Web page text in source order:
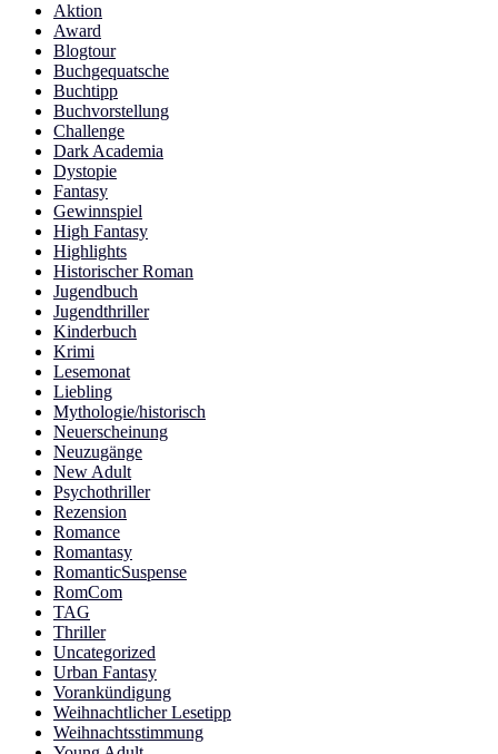
Aktion
Award
Blogtour
Buchgequatsche
Buchtipp
Buchvorstellung
Challenge
Dark Academia
Dystopie
Fantasy
Gewinnspiel
High Fantasy
Highlights
Historischer Roman
Jugendbuch
Jugendthriller
Kinderbuch
Krimi
Lesemonat
Liebling
Mythologie/historisch
Neuerscheinung
Neuzugänge
New Adult
Psychothriller
Rezension
Romance
Romantasy
RomanticSuspense
RomCom
TAG
Thriller
Uncategorized
Urban Fantasy
Vorankündigung
Weihnachtlicher Lesetipp
Weihnachtsstimmung